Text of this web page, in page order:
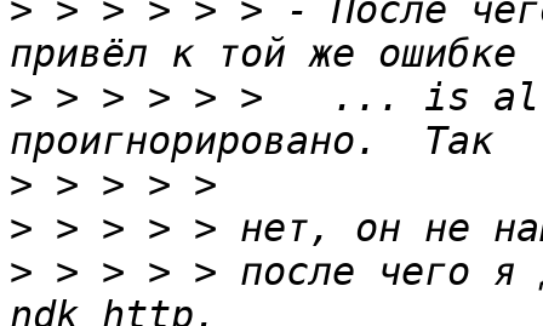
> > > > > > - После
> > > > > >   ... is
>
>
> > > > > после чего я